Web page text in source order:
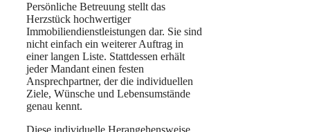
Persönliche Betreuung stellt das
Herzstück hochwertiger
Immobiliendienstleistungen dar. Sie sind
nicht einfach ein weiterer Auftrag in
einer langen Liste. Stattdessen erhält
jeder Mandant einen festen
Ansprechpartner, der die individuellen
Ziele, Wünsche und Lebensumstände
genau kennt.